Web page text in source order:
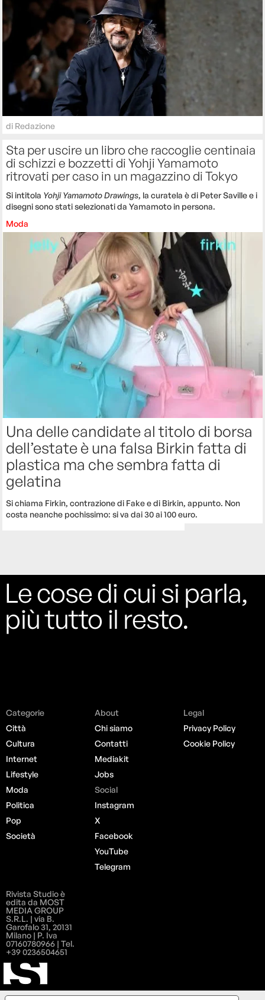
di Redazione
Sta per uscire un libro che raccoglie centinaia
di schizzi e bozzetti di Yohji Yamamoto
ritrovati per caso in un magazzino di Tokyo
Si intitola Yohji Yamamoto Drawings, la curatela è di Peter Saville e i
disegni sono stati selezionati da Yamamoto in persona.
Moda
Una delle candidate al titolo di borsa
dell’estate è una falsa Birkin fatta di
plastica ma che sembra fatta di
gelatina
Si chiama Firkin, contrazione di Fake e di Birkin, appunto. Non
costa neanche pochissimo: si va dai 30 ai 100 euro.
Le cose di cui si parla,
più tutto il resto.
Categorie
Città
Cultura
Internet
Lifestyle
Moda
Politica
Pop
Società
About
Chi siamo
Contatti
Mediakit
Jobs
Social
Instagram
X
Facebook
YouTube
Telegram
Legal
Privacy Policy
Cookie Policy
Rivista Studio è
edita da MOST
MEDIA GROUP
S.R.L. | via B.
Garofalo 31, 20131
Milano | P. Iva
07160780966 | Tel.
+39 0236504651